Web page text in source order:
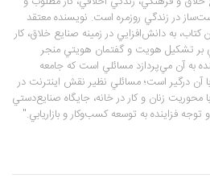
در زندگي روزمره است. نويسنده معتقد
به دانش‌افزايي در زمينه صنايع خلاق، كار
بر تشكيل هويت و گفتمان هويتي منجر
به آن مي‌پردازد مسائلي است كه جامعه
درگير است؛ مسائلي نظير نقش اينترنت در
زنان و كار در خانه، جايگاه صنايع‌دستي
فزاينده به توسعه كسب‌وكار و بازاريابي."